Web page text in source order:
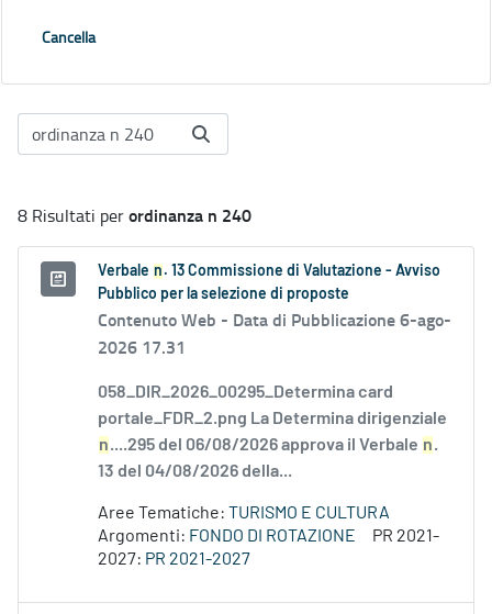
Cancella
8 Risultati perordinanza n 240
Verbale n . 13 Commissione di Valutazione - Avviso
Pubblico per la selezione di proposte
Contenuto Web - Data di Pubblicazione 6-ago-
2026 17.31
058_DIR_2026_00295_Determina card
portale_FDR_2.png La Determina dirigenziale
n....295 del 06/08/2026 approva il Verbale n.
13 del 04/08/2026 della...
Aree Tematiche: TURISMO E CULTURA
Argomenti: FONDO DI ROTAZIONE
PR 2021-
2027: PR 2021-2027